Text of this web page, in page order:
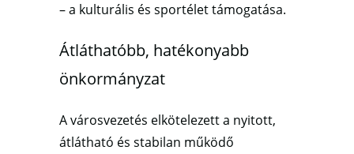
– a kulturális és sportélet támogatása.
Átláthatóbb, hatékonyabb
önkormányzat
A városvezetés elkötelezett a nyitott,
átlátható és stabilan működő